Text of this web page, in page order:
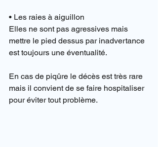
• Les raies à aiguillon
Elles ne sont pas agressives mais
mettre le pied dessus par inadvertance
est toujours une éventualité.
En cas de piqûre le décès est très rare
mais il convient de se faire hospitaliser
pour éviter tout problème.